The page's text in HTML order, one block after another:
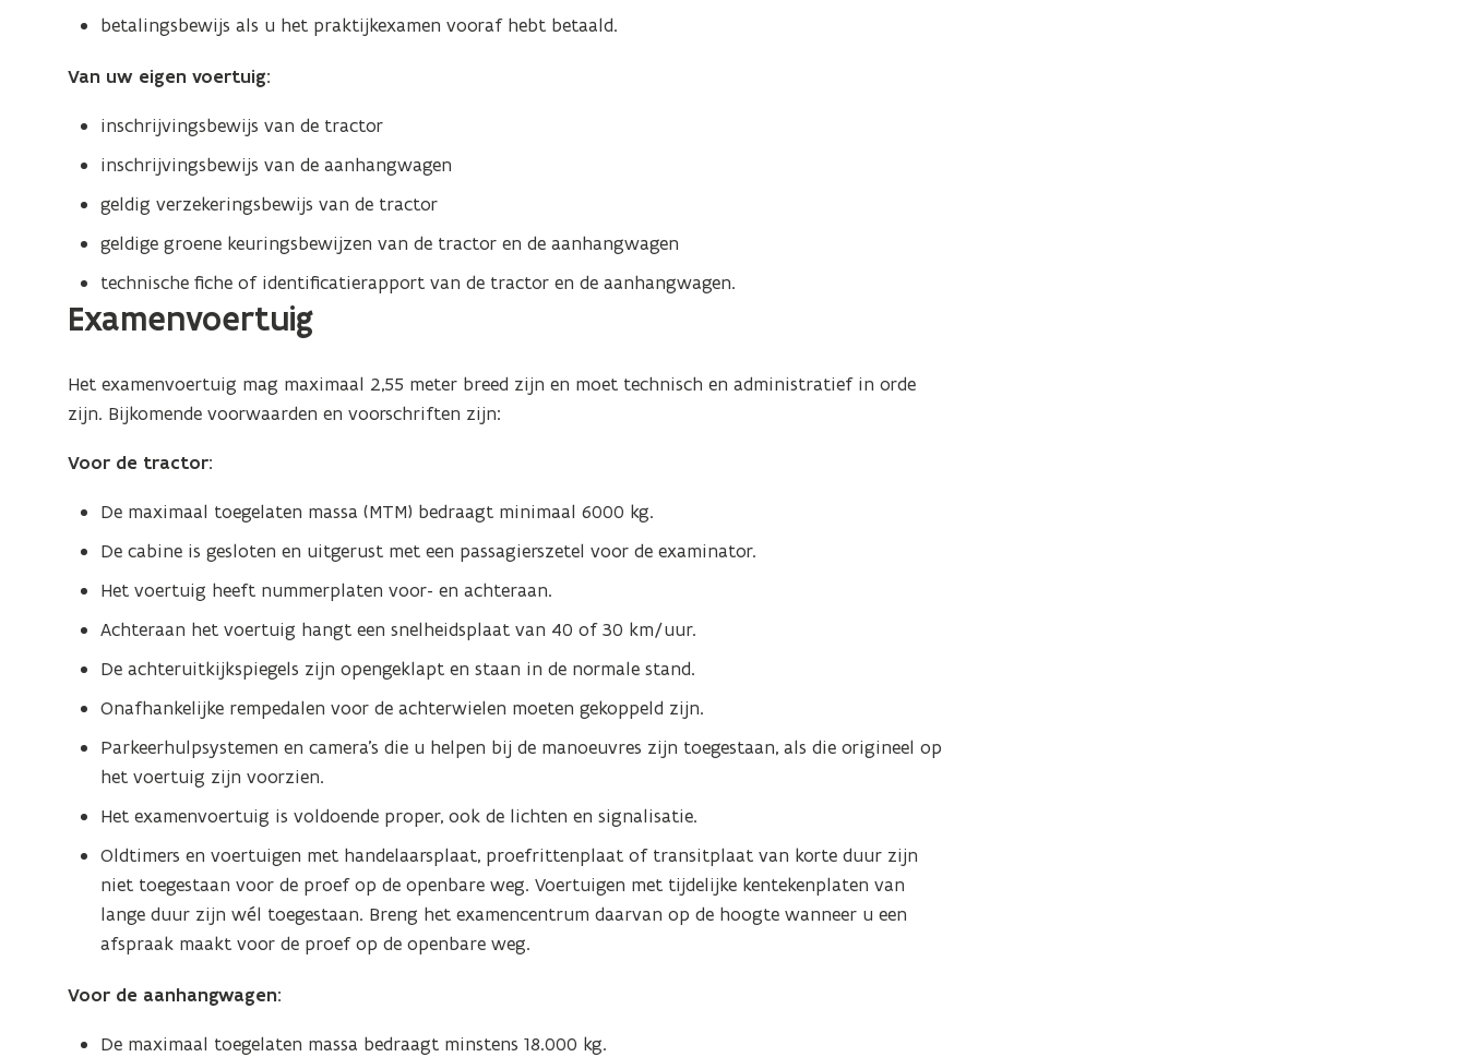
betalingsbewijs als u het praktijkexamen vooraf hebt betaald.
Van uw eigen voertuig:
inschrijvingsbewijs van de tractor
inschrijvingsbewijs van de aanhangwagen
geldig verzekeringsbewijs van de tractor
geldige groene keuringsbewijzen van de tractor en de aanhangwagen
technische fiche of identificatierapport van de tractor en de aanhangwagen.
Examenvoertuig
Het examenvoertuig mag maximaal 2,55 meter breed zijn en moet technisch en administratief in orde
zijn. Bijkomende voorwaarden en voorschriften zijn:
Voor de tractor:
De maximaal toegelaten massa (MTM) bedraagt minimaal 6000 kg.
De cabine is gesloten en uitgerust met een passagierszetel voor de examinator.
Het voertuig heeft nummerplaten voor- en achteraan.
Achteraan het voertuig hangt een snelheidsplaat van 40 of 30 km/uur.
De achteruitkijkspiegels zijn opengeklapt en staan in de normale stand.
Onafhankelijke rempedalen voor de achterwielen moeten gekoppeld zijn.
Parkeerhulpsystemen en camera’s die u helpen bij de manoeuvres zijn toegestaan, als die origineel op
het voertuig zijn voorzien.
Het examenvoertuig is voldoende proper, ook de lichten en signalisatie.
Oldtimers en voertuigen met handelaarsplaat, proefrittenplaat of transitplaat van korte duur zijn
niet toegestaan voor de proef op de openbare weg. Voertuigen met tijdelijke kentekenplaten van
lange duur zijn wél toegestaan. Breng het examencentrum daarvan op de hoogte wanneer u een
afspraak maakt voor de proef op de openbare weg.
Voor de aanhangwagen:
De maximaal toegelaten massa bedraagt minstens 18.000 kg.